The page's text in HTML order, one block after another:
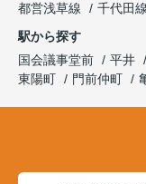
都営浅草線
千代田線
駅から探す
国会議事堂前
平井
東陽町
門前仲町